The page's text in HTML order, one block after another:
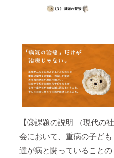
【③課題の説明 （現代の社
会において、重病の子ども
達が病と闘っていることの